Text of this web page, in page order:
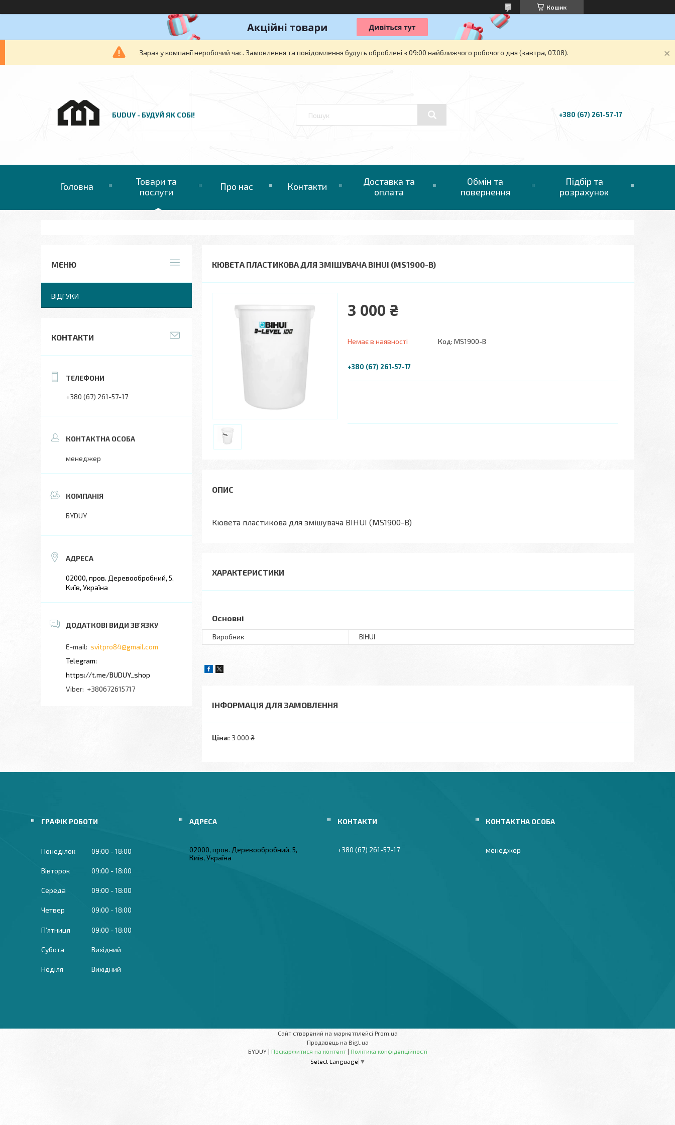
Кошик
Зараз у компанії неробочий час. Замовлення та повідомлення будуть оброблені з 09:00 найближчого робочого дня (завтра, 07.08).
БUDUY - БУДУЙ ЯК СОБІ! +380 (67) 261-57-17
Головна
Товари та
послуги
Про нас Контакти
Доставка та
оплата
Обмін та
повернення
Підбір та
розрахунок
КЮВЕТА ПЛАСТИКОВА ДЛЯ ЗМІШУВАЧА BIHUI (MS1900-B)
3 000 ₴
Немає в наявності Код: MS1900-B
+380 (67) 261-57-17
Кювета пластикова для змішувача BIHUI (MS1900-B)
ХАРАКТЕРИСТИКИ
Основні
Виробник BIHUI
ІНФОРМАЦІЯ ДЛЯ ЗАМОВЛЕННЯ
Ціна: 3 000 ₴
ВІДГУКИ
КОНТАКТИ
+380 (67) 261-57-17
менеджер
БYDUY
02000, пров. Деревообробний, 5,
Київ, Україна
svitpro84@gmail.com
https://t.me/BUDUY_shop
+380672615717
ГРАФІК РОБОТИ
Понеділок 09:00 18:00
Вівторок 09:00 18:00
Середа 09:00 18:00
Четвер 09:00 18:00
Пʼятниця 09:00 18:00
Субота Вихідний
Неділя Вихідний
02000, пров. Деревообробний, 5,
Київ, Україна
+380 (67) 261-57-17 менеджер
Сайт створений на маркетплейсі Prom.ua
Продавець на Bigl.ua
БYDUY | Поскаржитися на контент | Політика конфіденційності
Select Language ▼